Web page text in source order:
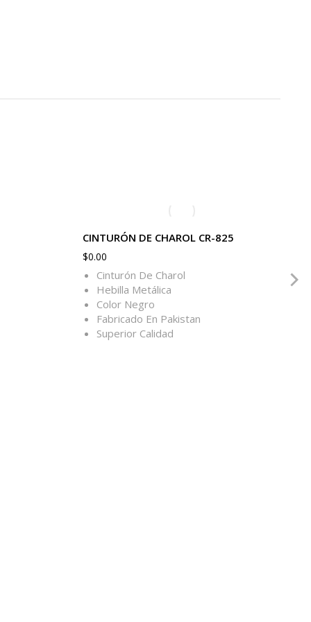
CINTURÓN DE CHAROL CR-825
$0.00
Cinturón De Charol
Hebilla Metálica
Color Negro
Fabricado En Pakistan
Superior Calidad